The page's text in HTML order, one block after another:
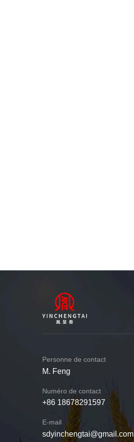
Personne de contact
M. Feng
Numéro de contact
+86 18678291597
E-mail
sdyinchengtai@gmail.com